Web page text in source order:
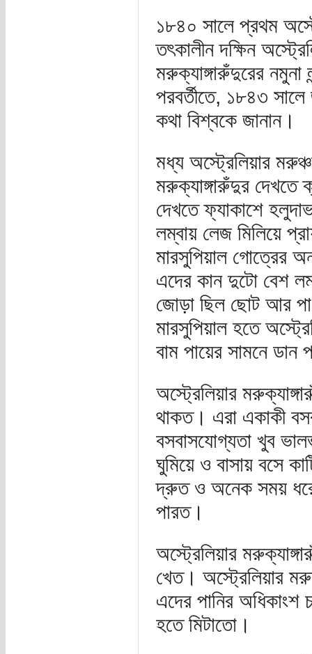
১৮৪০ সালে প্রথম
তৎকালীন দক্ষিন
মরুক্যাঙ্গারুঁদুরের নমুনা
পরবর্তীতে, ১৮৪৩
কথা বিশ্বকে জানান।
মধ্য অস্ট্রেলিয়ার
মরুক্যাঙ্গারুঁদুর
দেখতে ফ্যাকাশে
লম্বায় লেজ মিলিয়ে
মারসুপিয়াল গোত্রের
এদের কান দুটো বেশ
জোড়া ছিল ছোট আর
মারসুপিয়াল হতে
বাম পায়ের সামনে
অস্ট্রেলিয়ার
থাকত। এরা একাকী
বসবাসযোগ্যতা খুব
ঘুমিয়ে ও বাসায় বসে
দ্রুত ও অনেক সময় ধরে
পারত।
অস্ট্রেলিয়ার
খেত। অস্ট্রেলিয়ার
এদের পানির অধিকাংশ
হতে মিটাতো।